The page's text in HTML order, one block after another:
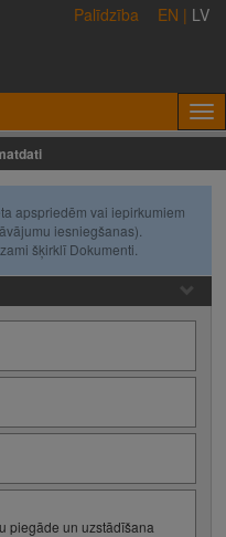
Palīdzība EN | LV
apspriedēm vai iepirkumiem
iesniegšanas).
šķirklī Dokumenti.
piegāde un uzstādīšana